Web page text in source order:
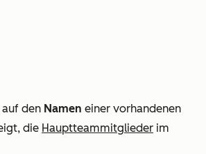
den Namen einer vorhandenen
die Hauptteammitglieder im